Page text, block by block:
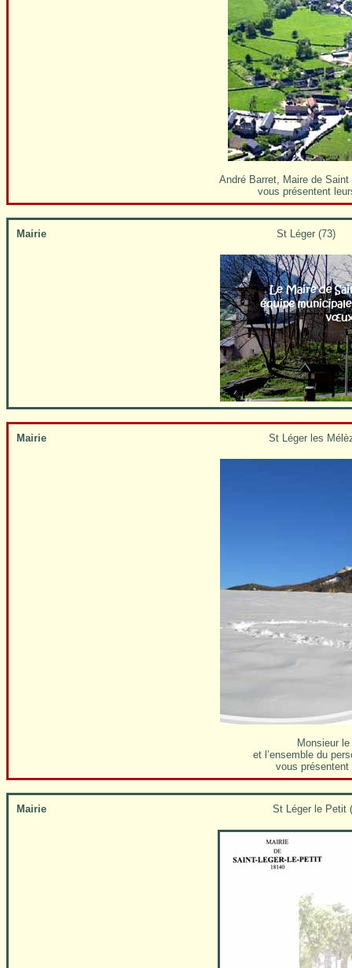
André Barret, Maire de
vous présentent
Mairie St Léger (73)
Mairie St Léger les
Monsieur
et l’ensemble du
vous
Mairie St Léger le Petit